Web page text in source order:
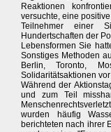
Reaktionen
versuchte, eine
Teilnehmer einer
Hundertschaften der
Lebensformen Sie
Sonstiges Methoden
Berlin, Toronto,
Solidaritätsaktionen
Während der
und zum Teil
wurden häufig
berichteten nach ihrer